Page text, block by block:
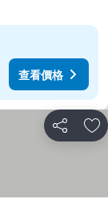
查看價格
分享 加